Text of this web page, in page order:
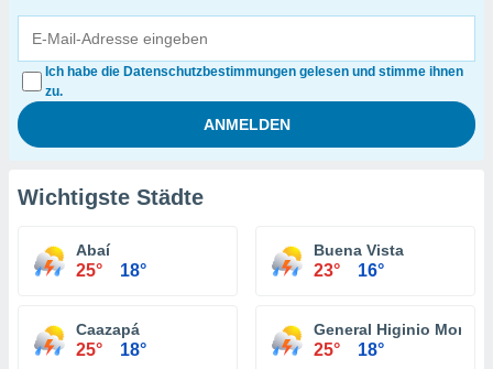
Ich habe die Datenschutzbestimmungen gelesen und stimme ihnen
zu.
Wichtigste Städte
Abaí
25° 18°
Buena Vista
23° 16°
Caazapá
25° 18°
General Higinio
25° 18°